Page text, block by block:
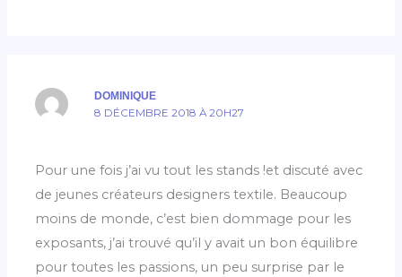
DOMINIQUE
8 DÉCEMBRE 2018 À 20H27
Pour une fois j’ai vu tout les stands !et discuté avec
de jeunes créateurs designers textile. Beaucoup
moins de monde, c’est bien dommage pour les
exposants, j’ai trouvé qu’il y avait un bon équilibre
pour toutes les passions, un peu surprise par le